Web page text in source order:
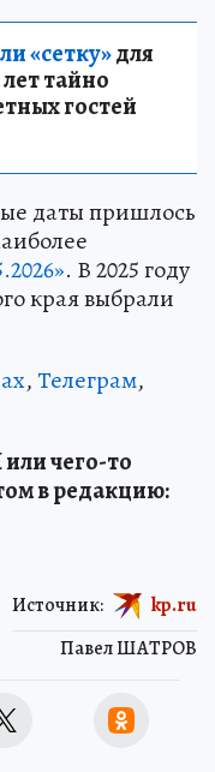
«сетку»для
тайно
гостей
даты пришлось
. В 2025 году
края выбрали
,Телеграм,
чего-то
в редакцию:
Павел ШАТРОВ
Источник: kp.ru